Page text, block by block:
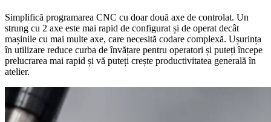
Simplifică programarea CNC cu doar două axe de controlat. Un
strung cu 2 axe este mai rapid de configurat și de operat decât
mașinile cu mai multe axe, care necesită codare complexă. Ușurința
în utilizare reduce curba de învățare pentru operatori și puteți începe
prelucrarea mai rapid și vă puteți crește productivitatea generală în
atelier.